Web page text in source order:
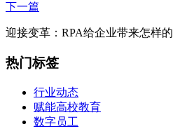
下一篇
迎接变革：RPA给企业带来怎样
热门标签
行业动态
赋能高校教育
数字员工